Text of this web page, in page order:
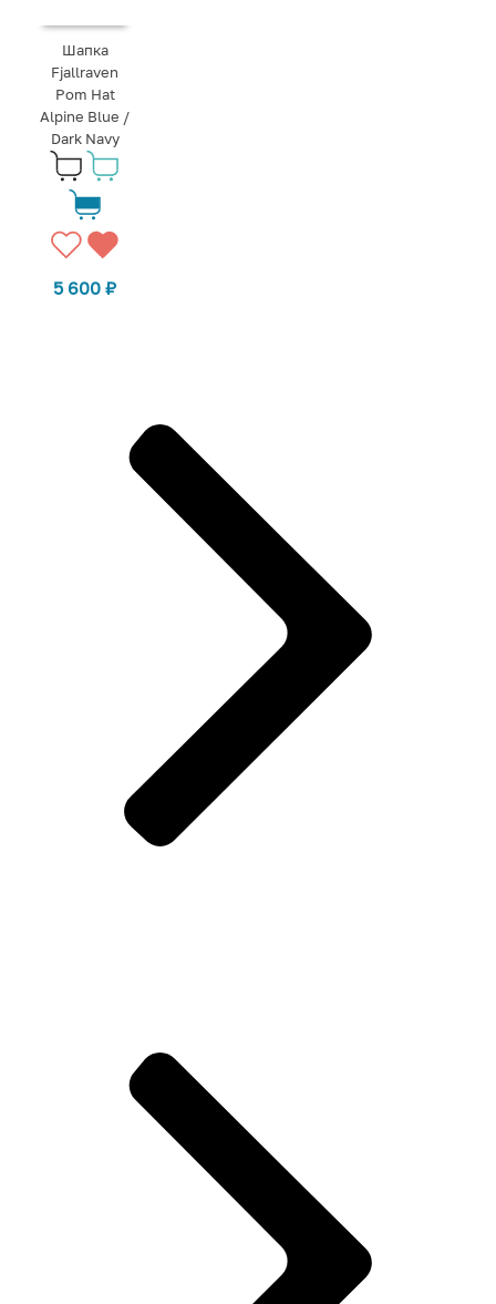
Шапка
Fjallraven
Pom Hat
Alpine Blue /
Dark Navy
5 600₽